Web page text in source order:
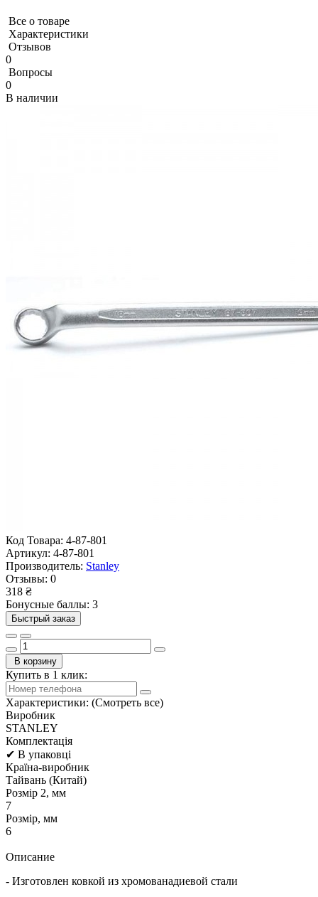
Все о товаре
Характеристики
Отзывов
0
Вопросы
0
В наличии
Код Товара: 4-87-801
Артикул: 4-87-801
Производитель: Stanley
Отзывы: 0
318 ₴
Бонусные баллы: 3
Быстрый заказ
В корзину
Купить в 1 клик:
Характеристики: (Смотреть все)
Виробник
STANLEY
Комплектація
✔ В упаковці
Країна-виробник
Тайвань (Китай)
Розмір 2, мм
7
Розмір, мм
6
Описание
- Изготовлен ковкой из хромованадиевой стали